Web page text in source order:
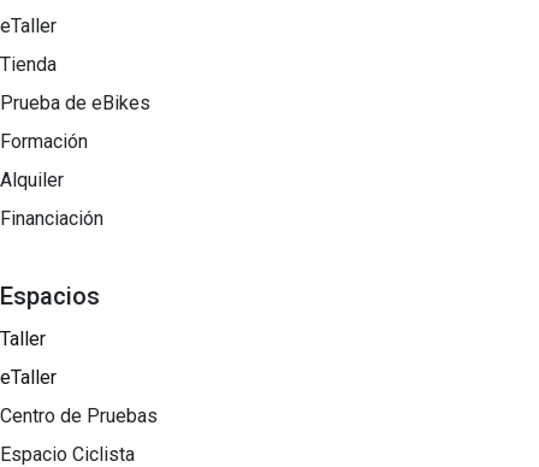
eTaller
Tienda
Prueba de eBikes
Formación
Alquiler
Financiación
Espacios
Taller
eTaller
Centro de Pruebas
Espacio Ciclista